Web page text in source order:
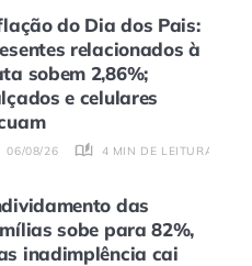
do Dia dos Pais:
relacionados à
sobem 2,86%;
e celulares
06/08/26 4 MIN DE LEITURA
das
sobe para 82%,
inadimplência cai